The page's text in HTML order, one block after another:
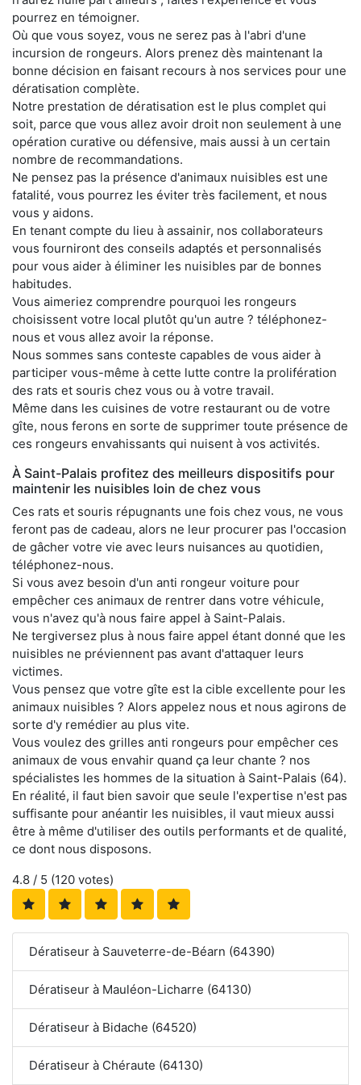
pourrez en témoigner.
Où que vous soyez, vous ne serez pas à l'abri d'une
incursion de rongeurs. Alors prenez dès maintenant la
bonne décision en faisant recours à nos services pour une
dératisation complète.
Notre prestation de dératisation est le plus complet qui
soit, parce que vous allez avoir droit non seulement à une
opération curative ou défensive, mais aussi à un certain
nombre de recommandations.
Ne pensez pas la présence d'animaux nuisibles est une
fatalité, vous pourrez les éviter très facilement, et nous
vous y aidons.
En tenant compte du lieu à assainir, nos collaborateurs
vous fourniront des conseils adaptés et personnalisés
pour vous aider à éliminer les nuisibles par de bonnes
habitudes.
Vous aimeriez comprendre pourquoi les rongeurs
choisissent votre local plutôt qu'un autre ? téléphonez-
nous et vous allez avoir la réponse.
Nous sommes sans conteste capables de vous aider à
participer vous-même à cette lutte contre la prolifération
des rats et souris chez vous ou à votre travail.
Même dans les cuisines de votre restaurant ou de votre
gîte, nous ferons en sorte de supprimer toute présence de
ces rongeurs envahissants qui nuisent à vos activités.
À Saint-Palais profitez des meilleurs dispositifs pour
maintenir les nuisibles loin de chez vous
Ces rats et souris répugnants une fois chez vous, ne vous
feront pas de cadeau, alors ne leur procurer pas l'occasion
de gâcher votre vie avec leurs nuisances au quotidien,
téléphonez-nous.
Si vous avez besoin d'un anti rongeur voiture pour
empêcher ces animaux de rentrer dans votre véhicule,
vous n'avez qu'à nous faire appel à Saint-Palais.
Ne tergiversez plus à nous faire appel étant donné que les
nuisibles ne préviennent pas avant d'attaquer leurs
victimes.
Vous pensez que votre gîte est la cible excellente pour les
animaux nuisibles ? Alors appelez nous et nous agirons de
sorte d'y remédier au plus vite.
Vous voulez des grilles anti rongeurs pour empêcher ces
animaux de vous envahir quand ça leur chante ? nos
spécialistes les hommes de la situation à Saint-Palais (64).
En réalité, il faut bien savoir que seule l'expertise n'est pas
suffisante pour anéantir les nuisibles, il vaut mieux aussi
être à même d'utiliser des outils performants et de qualité,
ce dont nous disposons.
4.8 / 5 (120 votes)
Dératiseur à Sauveterre-de-Béarn (64390)
Dératiseur à Mauléon-Licharre (64130)
Dératiseur à Bidache (64520)
Dératiseur à Chéraute (64130)